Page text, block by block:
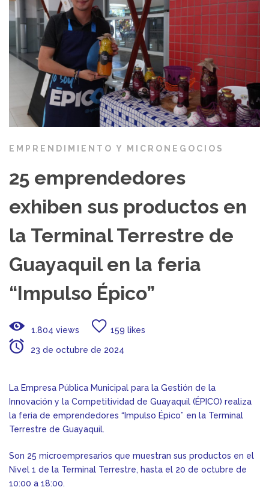
EMPRENDIMIENTO Y MICRONEGOCIOS
25 emprendedores
exhiben sus productos en
la Terminal Terrestre de
Guayaquil en la feria
“Impulso Épico”
1.804 views 159 likes
23 de octubre de 2024
La Empresa Pública Municipal para la Gestión de la
Innovación y la Competitividad de Guayaquil (ÉPICO) realiza
la feria de emprendedores “Impulso Épico” en la Terminal
Terrestre de Guayaquil.
Son 25 microempresarios que muestran sus productos en el
Nivel 1 de la Terminal Terrestre, hasta el 20 de octubre de
10:00 a 18:00.